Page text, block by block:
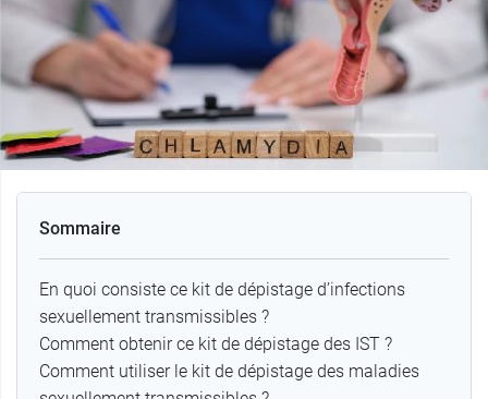
Sommaire
En quoi consiste ce kit de dépistage d’infections
sexuellement transmissibles ?
Comment obtenir ce kit de dépistage des IST ?
Comment utiliser le kit de dépistage des maladies